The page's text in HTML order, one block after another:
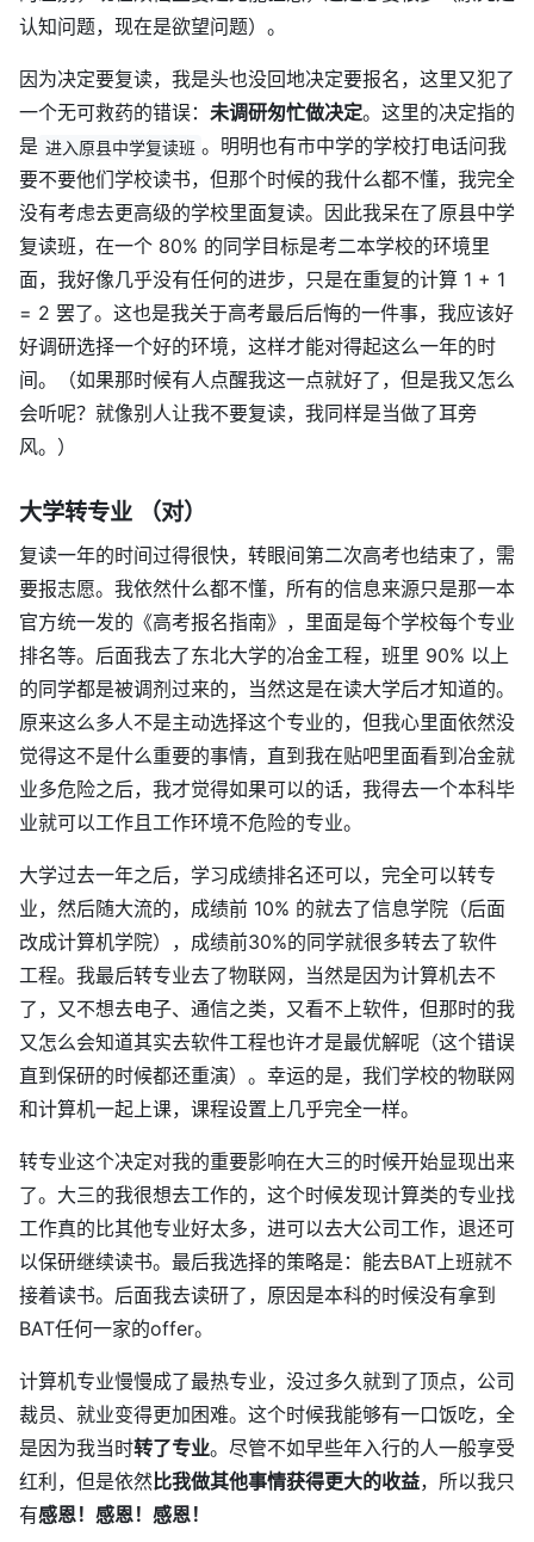
认知问题，现在是欲望问题）。
因为决定要复读，我是头也没回地决定要报名，这里又犯了
一个无可救药的错误： 未调研匆忙做决定。这里的决定指的
是 进入原县中学复读班 。明明也有市中学的学校打电话问我
要不要他们学校读书，但那个时候的我什么都不懂，我完全
没有考虑去更高级的学校里面复读。因此我呆在了原县中学
复读班，在一个 80% 的同学目标是考二本学校的环境里
面，我好像几乎没有任何的进步，只是在重复的计算 1 + 1
= 2 罢了。这也是我关于高考最后后悔的一件事，我应该好
好调研选择一个好的环境，这样才能对得起这么一年的时
间。（如果那时候有人点醒我这一点就好了，但是我又怎么
会听呢？就像别人让我不要复读，我同样是当做了耳旁
风。）
大学转专业 （对）
复读一年的时间过得很快，转眼间第二次高考也结束了，需
要报志愿。我依然什么都不懂，所有的信息来源只是那一本
官方统一发的《高考报名指南》，里面是每个学校每个专业
排名等。后面我去了东北大学的冶金工程，班里 90% 以上
的同学都是被调剂过来的，当然这是在读大学后才知道的。
原来这么多人不是主动选择这个专业的，但我心里面依然没
觉得这不是什么重要的事情，直到我在贴吧里面看到冶金就
业多危险之后，我才觉得如果可以的话，我得去一个本科毕
业就可以工作且工作环境不危险的专业。
大学过去一年之后，学习成绩排名还可以，完全可以转专
业，然后随大流的，成绩前 10% 的就去了信息学院（后面
改成计算机学院），成绩前30%的同学就很多转去了软件
工程。我最后转专业去了物联网，当然是因为计算机去不
了，又不想去电子、通信之类，又看不上软件，但那时的我
又怎么会知道其实去软件工程也许才是最优解呢（这个错误
直到保研的时候都还重演）。幸运的是，我们学校的物联网
和计算机一起上课，课程设置上几乎完全一样。
转专业这个决定对我的重要影响在大三的时候开始显现出来
了。大三的我很想去工作的，这个时候发现计算类的专业找
工作真的比其他专业好太多，进可以去大公司工作，退还可
以保研继续读书。最后我选择的策略是：能去BAT上班就不
接着读书。后面我去读研了，原因是本科的时候没有拿到
BAT任何一家的offer。
计算机专业慢慢成了最热专业，没过多久就到了顶点，公司
裁员、就业变得更加困难。这个时候我能够有一口饭吃，全
是因为我当时转了专业。尽管不如早些年入行的人一般享受
红利，但是依然 比我做其他事情获得更大的收益，所以我只
有感恩！感恩！感恩！